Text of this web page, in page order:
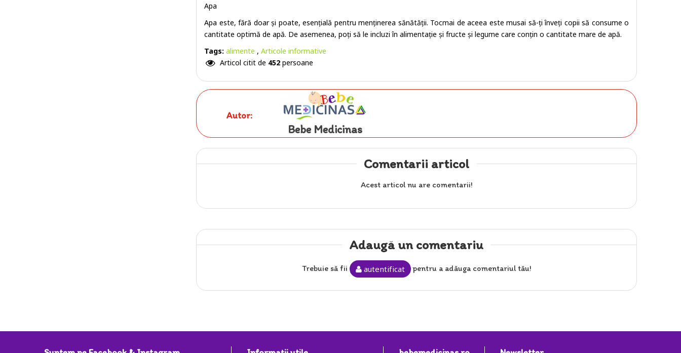
Apa
Apa este, fără doar și poate, esențială pentru menținerea sănătății. Tocmai de aceea este musai să-ți înveți copii să consume o
cantitate optimă de apă. De asemenea, poți să le incluzi în alimentație și fructe și legume care conțin o cantitate mare de apă.
Tags: alimente , Articole informative
Articol citit de 452 persoane
Autor:
Bebe Medicinas
Comentarii articol
Acest articol nu are comentarii!
Adaugă un comentariu
Trebuie să fii autentificat pentru a adăuga comentariul tău!